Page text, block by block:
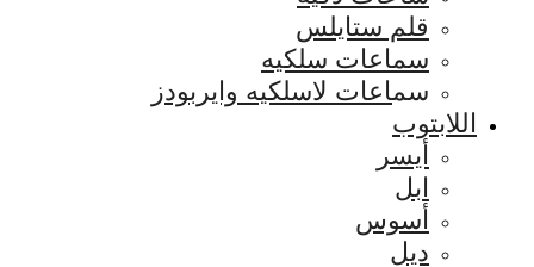
قلم ستايلس
سماعات سلكيه
سماعات لاسلكيه وايربودز
اللابتوب
أيسر
ابل
أسوس
ديل